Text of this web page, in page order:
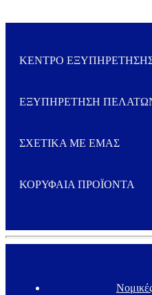
ΚΕΝΤΡΟ
ΕΞΥΠΗΡΕΤΗΣΗ
ΣΧΕΤΙΚΑ ΜΕ ΕΜΑΣ
ΚΟΡΥΦΑΙΑ ΠΡΟΪΟΝΤΑ